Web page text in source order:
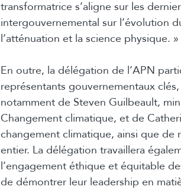
transformatrice s’aligne sur les
intergouvernemental sur l’évolution
l’atténuation et la science physique. »
En outre, la délégation de l’APN
représentants gouvernementaux
notamment de Steven Guilbeault,
Changement climatique, et de
changement climatique, ainsi que
entier. La délégation travaillera
l’engagement éthique et équitable
de démontrer leur leadership en